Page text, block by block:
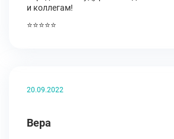
и коллегам!
⭐⭐⭐⭐⭐
20.09.2022
Вера